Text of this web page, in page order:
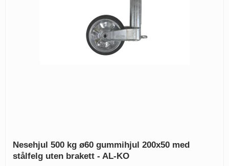
Nesehjul 500 kg ø60 gummihjul 200x50 med
stålfelg uten brakett - AL-KO